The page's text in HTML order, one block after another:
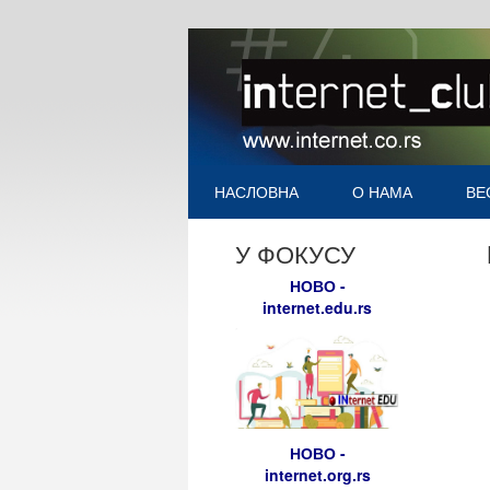
НАСЛОВНА О НАМА
У ФОКУСУ
НОВО -
internet.edu.rs
НОВО -
internet.org.rs